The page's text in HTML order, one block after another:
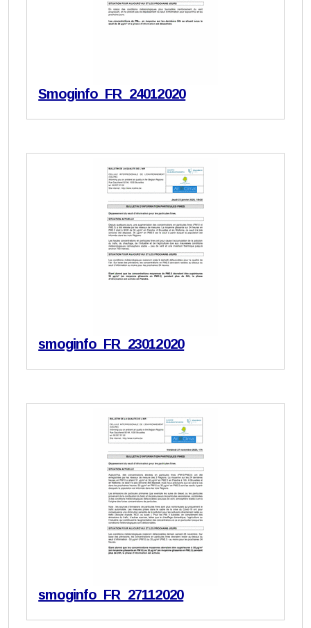
Smoginfo_FR_24012020
smoginfo_FR_23012020
smoginfo_FR_27112020